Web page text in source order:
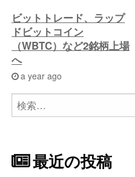
ビットトレード、ラップ
ドビットコイン
（WBTC）など2銘柄上場
へ
a year ago
検
索:
最近の投稿